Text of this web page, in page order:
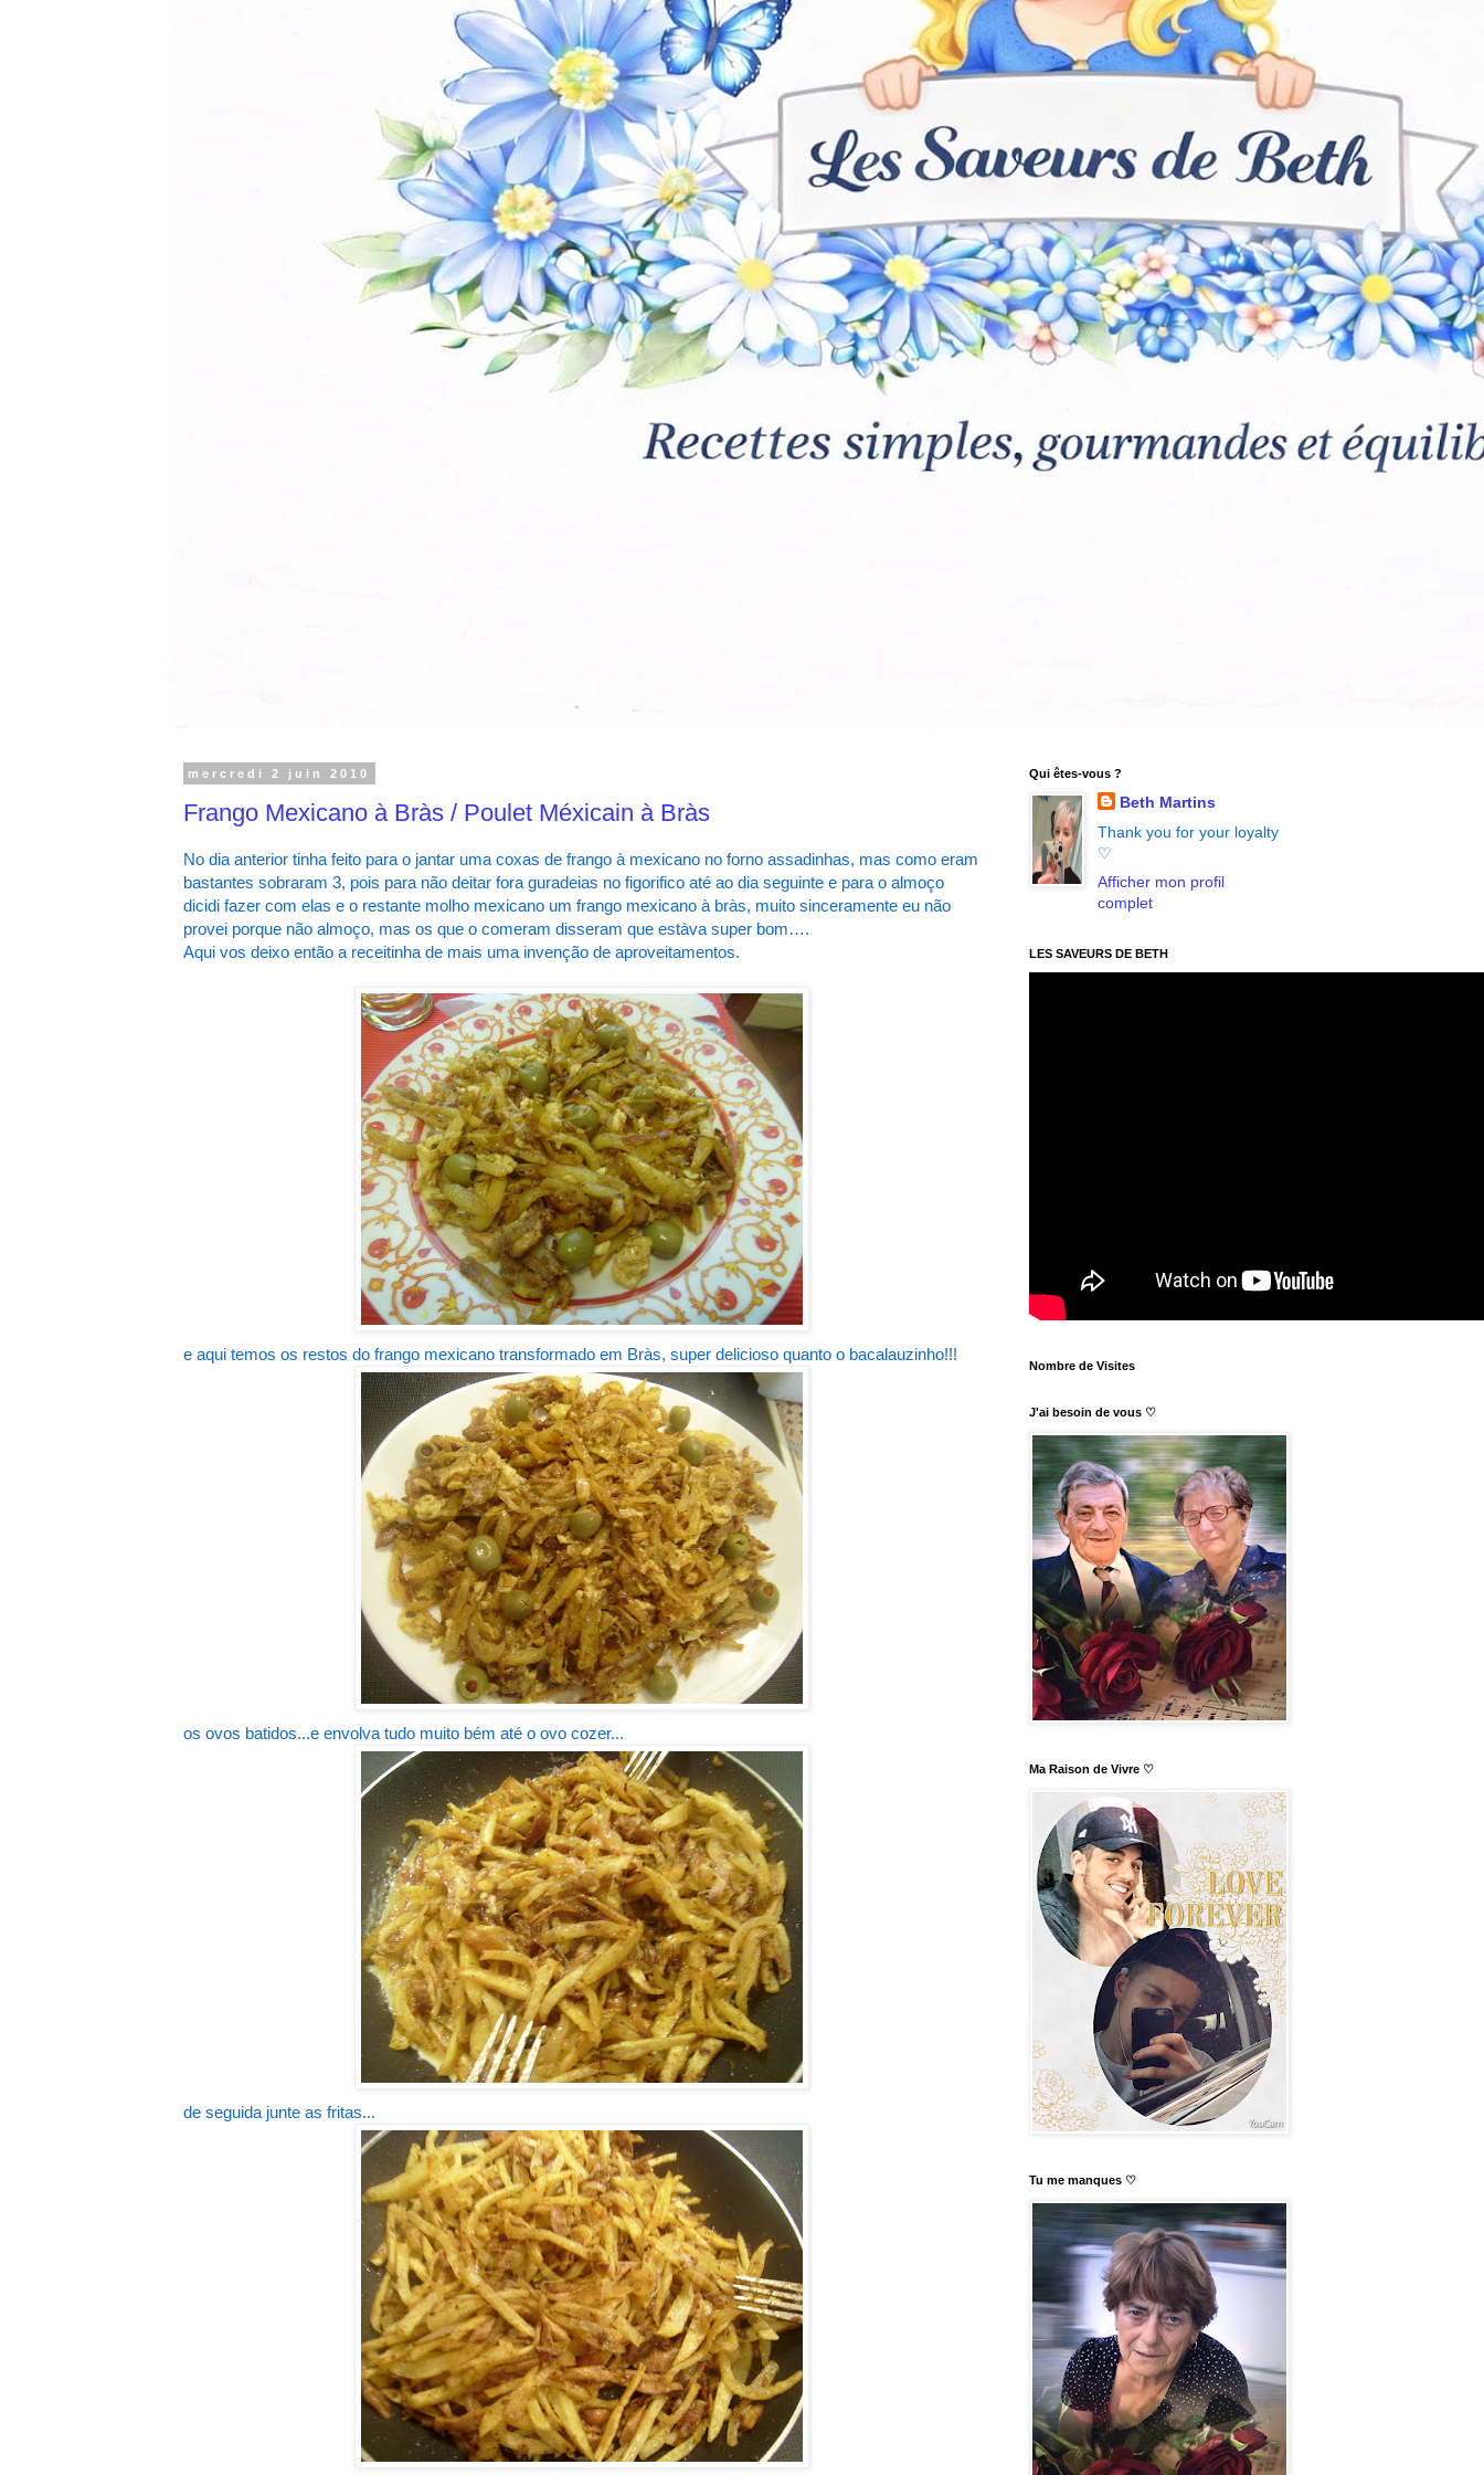
mercredi 2 juin 2010
Frango Mexicano à Bràs / Poulet Méxicain à Bràs
No dia anterior tinha feito para o jantar uma coxas de frango à mexicano no forno assadinhas, mas como eram
bastantes sobraram 3, pois para não deitar fora guradeias no figorifico até ao dia seguinte e para o almoço
dicidi fazer com elas e o restante molho mexicano um frango mexicano à bràs, muito sinceramente eu não
provei porque não almoço, mas os que o comeram disseram que estàva super bom….
Aqui vos deixo então a receitinha de mais uma invenção de aproveitamentos.
e aqui temos os restos do frango mexicano transformado em Bràs, super delicioso quanto o bacalauzinho!!!
os ovos batidos...e envolva tudo muito bém até o ovo cozer...
de seguida junte as fritas...
Qui êtes-vous ?
Beth Martins
Thank you for your loyalty
♡
Afficher mon profil
complet
LES SAVEURS DE BETH
Nombre de Visites
J'ai besoin de vous ♡
Ma Raison de Vivre ♡
Tu me manques ♡